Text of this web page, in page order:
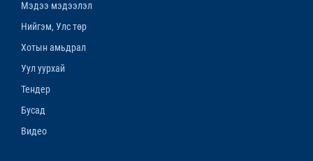
Мэдээ мэдээлэл
Нийгэм, Улс төр
Хотын амьдрал
Уул уурхай
Тендер
Бусад
Видео